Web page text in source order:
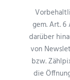
gem. Art. 6
darüber
von
bzw.
die